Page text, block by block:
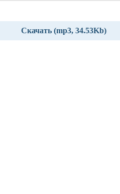
Скачать (mp3, 34.53Kb)